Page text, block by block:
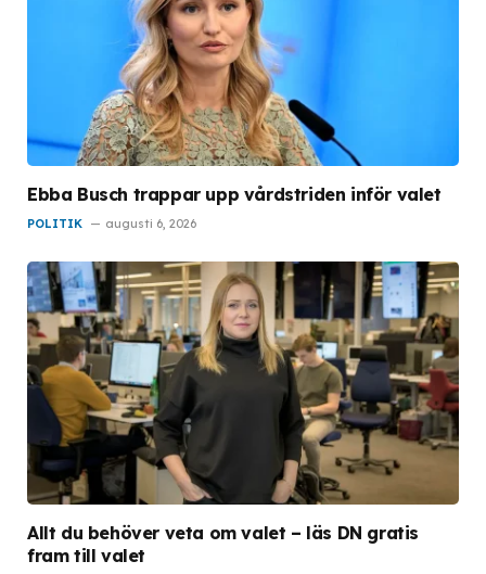
Ebba Busch trappar upp vårdstriden inför valet
POLITIK augusti 6, 2026
Allt du behöver veta om valet – läs DN gratis
fram till valet